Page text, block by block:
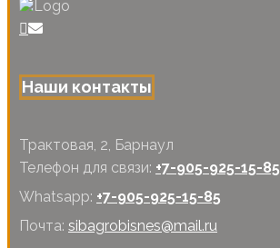
Наши контакты
Трактовая, 2, Барнаул
Телефон для связи: +7-905-925-15-85
Whatsapp: +7-905-925-15-85
Почта: sibagrobisnes@mail.ru